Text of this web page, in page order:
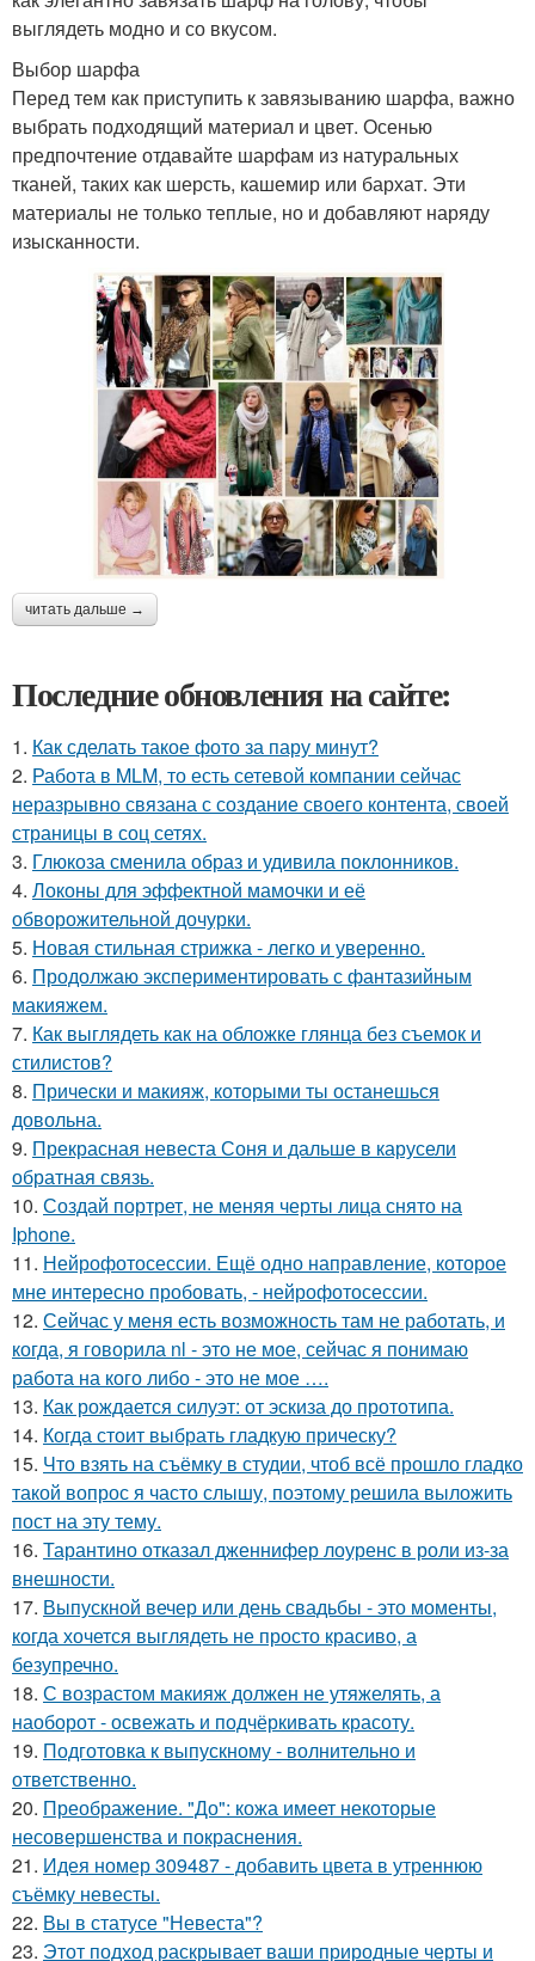
выглядеть модно и со вкусом.
Выбор шарфа
Перед тем как приступить к завязыванию шарфа, важно
выбрать подходящий материал и цвет. Осенью
предпочтение отдавайте шарфам из натуральных
тканей, таких как шерсть, кашемир или бархат. Эти
материалы не только теплые, но и добавляют наряду
изысканности.
читать дальше →
Последние обновления на сайте:
1. Как сделать такое фото за пару минут?
2. Работа в MLM, то есть сетевой компании сейчас
неразрывно связана с создание своего контента, своей
страницы в соц сетях.
3. Глюкоза сменила образ и удивила поклонников.
4. Локоны для эффектной мамочки и её
обворожительной дочурки.
5. Новая стильная стрижка - легко и уверенно.
6. Продолжаю экспериментировать с фантазийным
макияжем.
7. Как выглядеть как на обложке глянца без съемок и
стилистов?
8. Прически и макияж, которыми ты останешься
довольна.
9. Прекрасная невеста Соня и дальше в карусели
обратная связь.
10. Создай портрет, не меняя черты лица снято на
Iphone.
11. Нейрофотосессии. Ещё одно направление, которое
мне интересно пробовать, - нейрофотосессии.
12. Сейчас у меня есть возможность там не работать, и
когда, я говорила nl - это не мое, сейчас я понимаю
работа на кого либо - это не мое ….
13. Как рождается силуэт: от эскиза до прототипа.
14. Когда стоит выбрать гладкую прическу?
15. Что взять на съёмку в студии, чтоб всё прошло гладко
такой вопрос я часто слышу, поэтому решила выложить
пост на эту тему.
16. Тарантино отказал дженнифер лоуренс в роли из-за
внешности.
17. Выпускной вечер или день свадьбы - это моменты,
когда хочется выглядеть не просто красиво, а
безупречно.
18. С возрастом макияж должен не утяжелять, а
наоборот - освежать и подчёркивать красоту.
19. Подготовка к выпускному - волнительно и
ответственно.
20. Преображение. "До": кожа имеет некоторые
несовершенства и покраснения.
21. Идея номер 309487 - добавить цвета в утреннюю
съёмку невесты.
22. Вы в статусе "Невеста"?
23. Этот подход раскрывает ваши природные черты и